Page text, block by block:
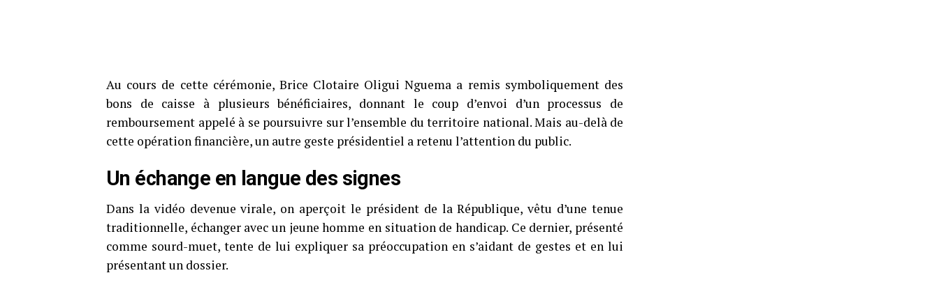
Au cours de cette cérémonie, Brice Clotaire Oligui Nguema a remis symboliquement des
bons de caisse à plusieurs bénéficiaires, donnant le coup d’envoi d’un processus de
remboursement appelé à se poursuivre sur l’ensemble du territoire national. Mais au-delà de
cette opération financière, un autre geste présidentiel a retenu l’attention du public.
Un échange en langue des signes
Dans la vidéo devenue virale, on aperçoit le président de la République, vêtu d’une tenue
traditionnelle, échanger avec un jeune homme en situation de handicap. Ce dernier, présenté
comme sourd-muet, tente de lui expliquer sa préoccupation en s’aidant de gestes et en lui
présentant un dossier.